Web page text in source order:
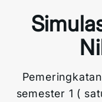
semester 1 (